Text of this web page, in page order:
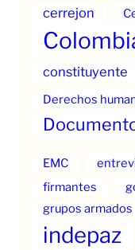
cerrejon
constituyente
Derechos
EMC
firmantes
grupos armados
indepaz